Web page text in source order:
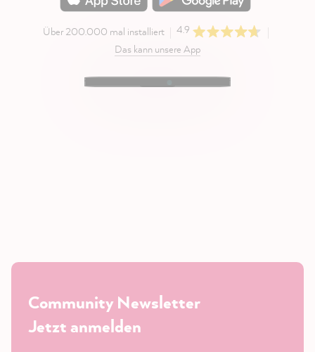
Über 200.000 mal installiert
4.9
Das kann unsere App
Community Newsletter
Jetzt anmelden